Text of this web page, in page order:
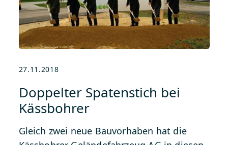
27.11.2018
Doppelter Spatenstich bei
Kässbohrer
Gleich zwei neue Bauvorhaben hat die